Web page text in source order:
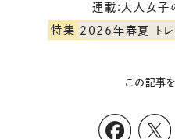
連載:大人女子
特集 2026年春夏 トレ
この記事